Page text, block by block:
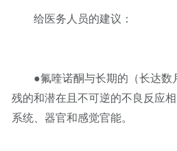
给医务人员的建议：
●氟喹诺酮与长期的（长达数
残的和潜在且不可逆的不良反应
系统、器官和感觉官能。